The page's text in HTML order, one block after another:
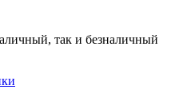
так и безналичный